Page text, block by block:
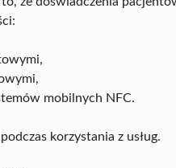
mobilnych NFC.
korzystania z usług.